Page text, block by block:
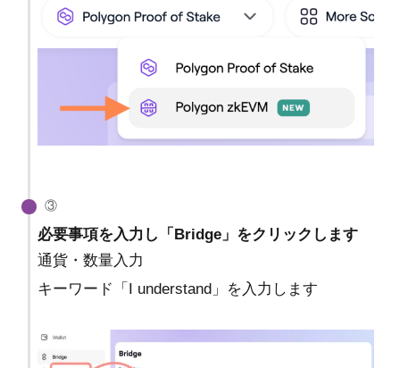
③
必要事項を入力し「Bridge」をクリックします
通貨・数量入力
キーワード「I understand」を入力します